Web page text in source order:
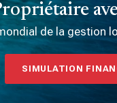
de la gestion
SIMULATION